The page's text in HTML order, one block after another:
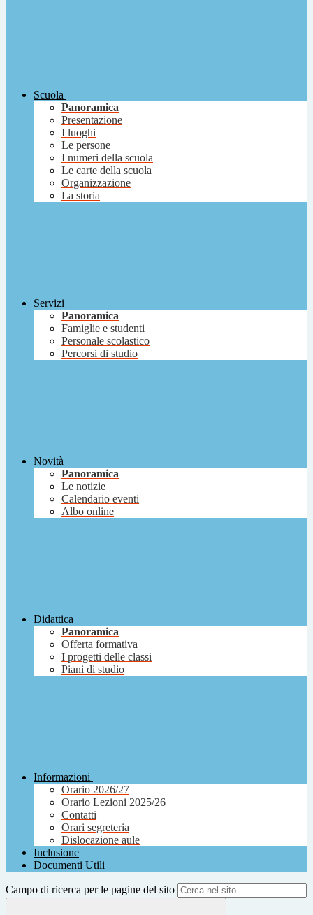
Scuola
Panoramica
Presentazione
I luoghi
Le persone
I numeri della scuola
Le carte della scuola
Organizzazione
La storia
Servizi
Panoramica
Famiglie e studenti
Personale scolastico
Percorsi di studio
Novità
Panoramica
Le notizie
Calendario eventi
Albo online
Didattica
Panoramica
Offerta formativa
I progetti delle classi
Piani di studio
Informazioni
Orario 2026/27
Orario Lezioni 2025/26
Contatti
Orari segreteria
Dislocazione aule
Inclusione
Documenti Utili
Campo di ricerca per le pagine del sito